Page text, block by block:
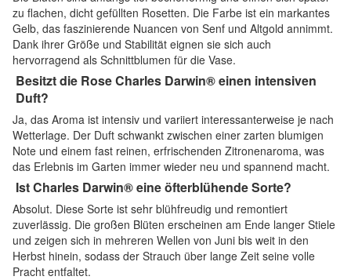
zu flachen, dicht gefüllten Rosetten. Die Farbe ist ein markantes
Gelb, das faszinierende Nuancen von Senf und Altgold annimmt.
Dank ihrer Größe und Stabilität eignen sie sich auch
hervorragend als Schnittblumen für die Vase.
Besitzt die Rose Charles Darwin® einen intensiven
Duft?
Ja, das Aroma ist intensiv und variiert interessanterweise je nach
Wetterlage. Der Duft schwankt zwischen einer zarten blumigen
Note und einem fast reinen, erfrischenden Zitronenaroma, was
das Erlebnis im Garten immer wieder neu und spannend macht.
Ist Charles Darwin® eine öfterblühende Sorte?
Absolut. Diese Sorte ist sehr blühfreudig und remontiert
zuverlässig. Die großen Blüten erscheinen am Ende langer Stiele
und zeigen sich in mehreren Wellen von Juni bis weit in den
Herbst hinein, sodass der Strauch über lange Zeit seine volle
Pracht entfaltet.